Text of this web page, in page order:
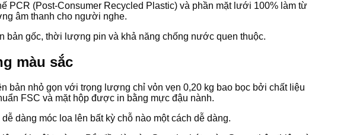
PCR (Post-Consumer Recycled Plastic) và phần mặt lưới 100% làm từ
âm thanh cho người nghe.
gốc, thời lượng pin và khả năng chống nước quen thuộc.
màu sắc
bản nhỏ gọn với trọng lượng chỉ vỏn vẹn 0,20 kg bao bọc bởi chất liệu
FSC và mặt hộp được in bằng mực đậu nành.
dàng móc loa lên bất kỳ chỗ nào một cách dễ dàng.